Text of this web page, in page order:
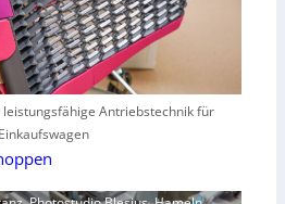
leistungsfähige Antriebstechnik für